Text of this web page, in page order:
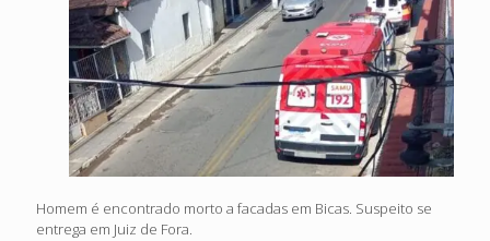
Homem é encontrado morto a facadas em Bicas. Suspeito se
entrega em Juiz de Fora.